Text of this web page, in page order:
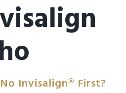
Invisalign® First?